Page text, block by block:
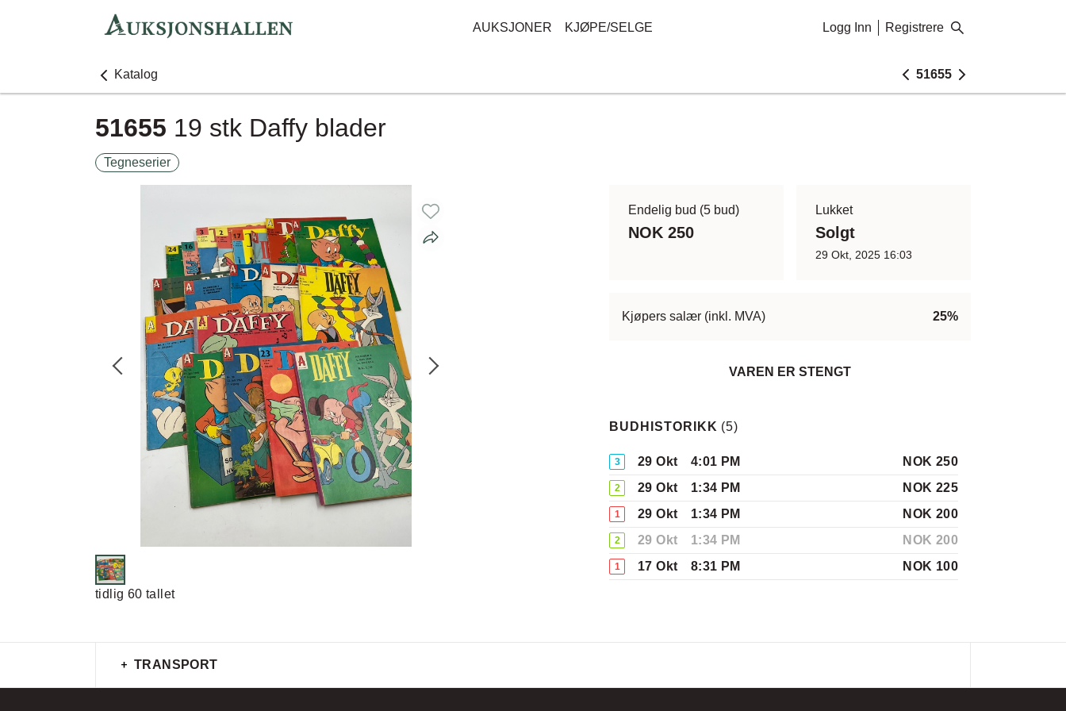
AUKSJONER KJØPE/SELGE Logg Inn Registrere
Katalog 51655
51655 19 stk Daffy blader
Tegneserier
tidlig 60 tallet
Endelig bud (5 bud)
NOK 250
Lukket
Solgt
29 Okt, 2025 16:03
Kjøpers salær (inkl. MVA) 25%
VAREN ER STENGT
BUDHISTORIKK (5)
3 29 Okt 4:01 PM NOK 250
2 29 Okt 1:34 PM NOK 225
1 29 Okt 1:34 PM NOK 200
2 29 Okt 1:34 PM NOK 200
1 17 Okt 8:31 PM NOK 100
TRANSPORT